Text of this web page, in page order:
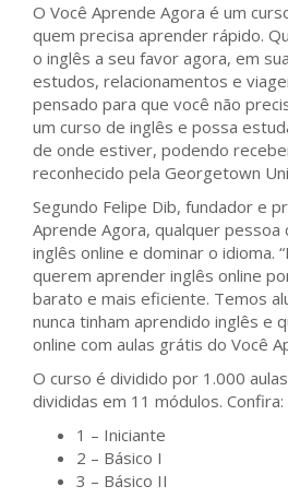
O Você Aprende Agora é um
quem precisa aprender rápido.
o inglês a seu favor agora, em
estudos, relacionamentos e
pensado para que você não
um curso de inglês e possa
de onde estiver, podendo
reconhecido pela Georgetown
Segundo Felipe Dib, fundador e
Aprende Agora, qualquer
inglês online e dominar o idioma.
querem aprender inglês online
barato e mais eficiente. Temos
nunca tinham aprendido inglês e
online com aulas grátis do Você
O curso é dividido por 1.000
divididas em 11 módulos. Confira:
1 – Iniciante
2 – Básico I
3 – Básico II